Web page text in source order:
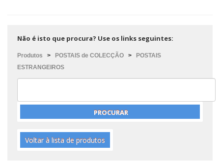
Não é isto que procura? Use os links seguintes:
Produtos > POSTAIS de COLECÇÃO >
POSTAIS
ESTRANGEIROS
Voltar à lista de produtos